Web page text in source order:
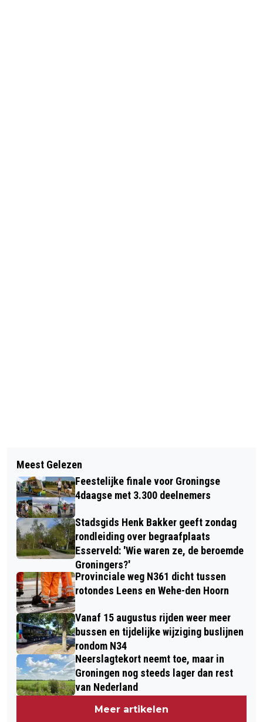
DIT IS DE BESTSELLER 60 TOP 10 VAN
WEEK 44 IN 2025
N360 TUSSEN TEN POST EN
GARRELSWEER GEDEELTELIJK OPEN
VANAF MAANDAG
Meest Gelezen
Feestelijke finale voor Groningse
4daagse met 3.300 deelnemers
Stadsgids Henk Bakker geeft zondag
rondleiding over begraafplaats
Esserveld: 'Wie waren ze, de beroemde
Groningers?'
Provinciale weg N361 dicht tussen
rotondes Leens en Wehe-den Hoorn
Vanaf 15 augustus rijden weer meer
bussen en tijdelijke wijziging buslijnen
rondom N34
Neerslagtekort neemt toe, maar in
Groningen nog steeds lager dan rest
van Nederland
Meer artikelen